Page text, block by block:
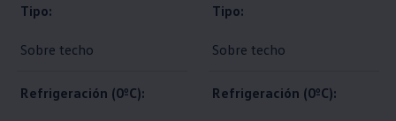
Tipo:
Sobre techo
Tipo:
Sobre techo
Refrigeración (0ºC): Refrigeración (0ºC):